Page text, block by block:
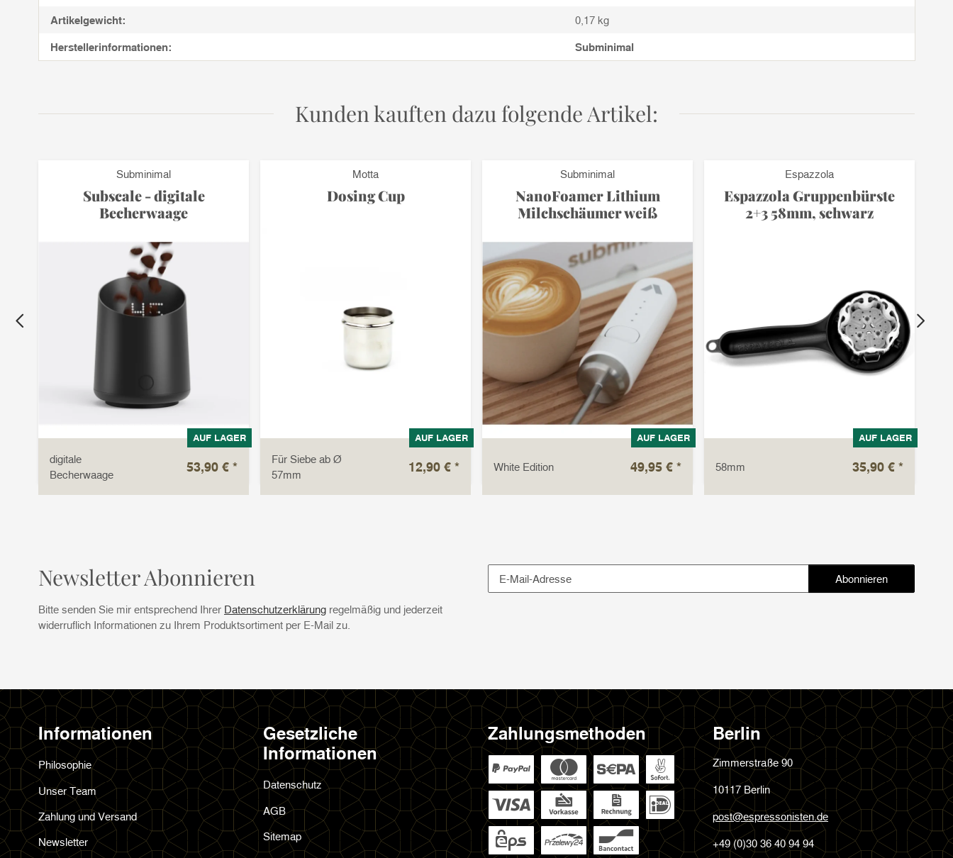
Artikelgewicht: 0,17 kg
Herstellerinformationen: Subminimal
Kunden kauften dazu folgende Artikel:
Subminimal
Subscale - digitale
Becherwaage
AUF LAGER
digitale
Becherwaage
53,90 € *
Motta
Dosing Cup
AUF LAGER
Für Siebe ab Ø
57mm
12,90 € *
Subminimal
NanoFoamer Lithium
Milchschäumer weiß
AUF LAGER
White Edition 49,95 € *
Espazzola
Espazzola Gruppenbürste
2+3 58mm, schwarz
AUF LAGER
58mm 35,90 € *
Newsletter Abonnieren
Bitte senden Sie mir entsprechend Ihrer Datenschutzerklärung regelmäßig und jederzeit
widerruflich Informationen zu Ihrem Produktsortiment per E-Mail zu.
AbonnierenAbonnieren
Informationen
Philosophie
Unser Team
Zahlung und Versand
Newsletter
Gesetzliche
Informationen
Datenschutz
AGB
Sitemap
Zahlungsmethoden Berlin
Zimmerstraße 90
10117 Berlin
post@espressonisten.de
+49 (0)30 36 40 94 94